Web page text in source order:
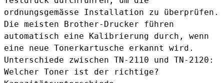
ordnungsgemässe Installation zu überprüfen.
Die meisten Brother-Drucker führen
automatisch eine Kalibrierung durch, wenn
eine neue Tonerkartusche erkannt wird.
Unterschiede zwischen TN-2110 und TN-2120:
Welcher Toner ist der richtige?